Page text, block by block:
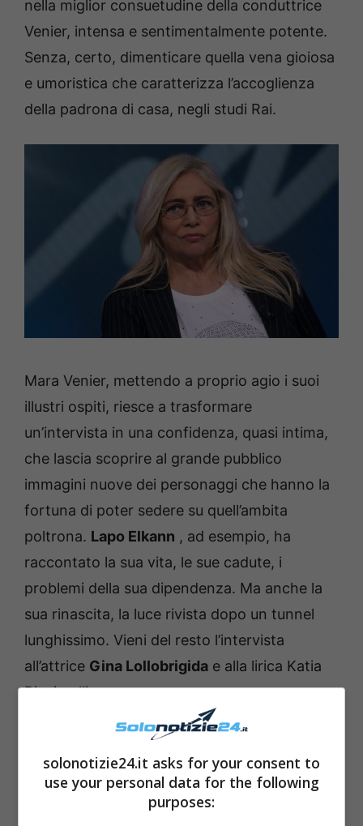
nella miglior consuetudine della conduttrice
Venier, intensa e sentimentalmente potente.
Senza, certo, dimenticare quella vena gioiosa
e umoristica che caratterizza l’accoglienza
della padrona di casa, negli studi Rai.
Mara Venier, mettendo a proprio agio i suoi
illustri ospiti, riesce a trasformare
un’intervista in una confidenza, quasi intima,
che lascia scoprire al grande pubblico
immagini nuove dei personaggi che hanno la
fortuna di poter sedere su quell’ambita
poltrona. Lapo Elkann , ad esempio, ha
raccontato la sua vita, le sue cadute, i
problemi della sua dipendenza. Ma anche la
sua rinascita, la luce rivista dopo un tunnel
lunghissimo. Vieni del resto l’intervista
all’attrice Gina Lollobrigida e alla lirica Katia
Ricciarelli.
Adriano Celentano tuona
contro il Governo: “Cari 5 stelle, Pd, Renzi,
Salvini, Meloni e Berlusconi, cosa
solonotizie24.it asks for your consent to
use your personal data for the following
purposes: